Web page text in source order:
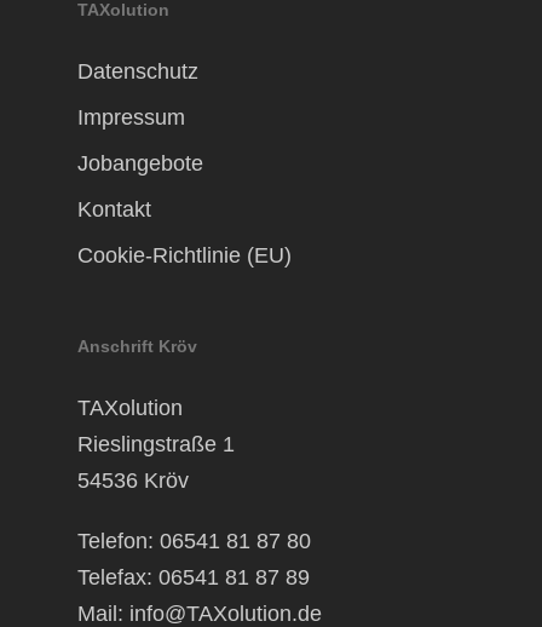
TAXolution
Datenschutz
Impressum
Jobangebote
Kontakt
Cookie-Richtlinie (EU)
Anschrift Kröv
TAXolution
Rieslingstraße 1
54536 Kröv
Telefon: 06541 81 87 80
Telefax: 06541 81 87 89
Mail: info@TAXolution.de